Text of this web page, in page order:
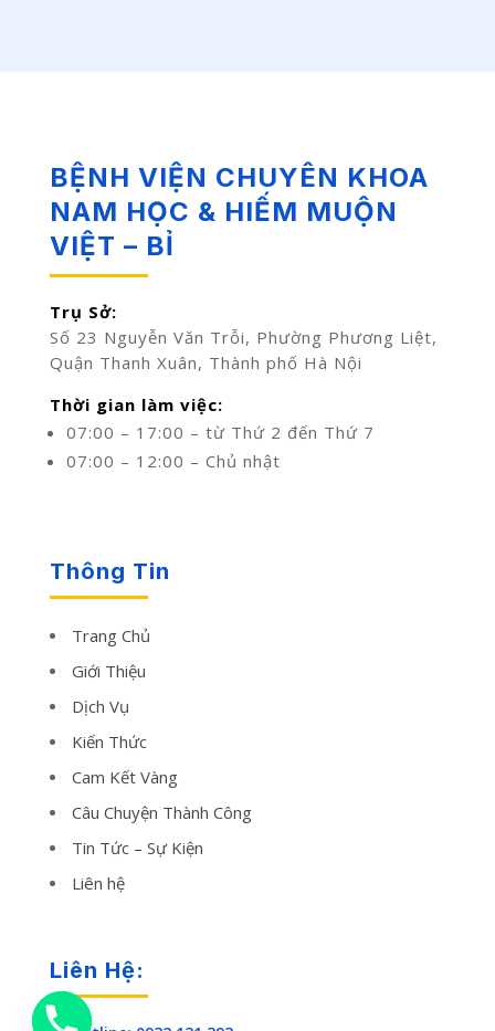
BỆNH VIỆN CHUYÊN KHOA
NAM HỌC & HIẾM MUỘN
VIỆT – BỈ
Trụ Sở:
Số 23 Nguyễn Văn Trỗi, Phường Phương Liệt,
Quận Thanh Xuân, Thành phố Hà Nội
Thời gian làm việc:
07:00 – 17:00 – từ Thứ 2 đến Thứ 7
07:00 – 12:00 – Chủ nhật
Thông Tin
Trang Chủ
Giới Thiệu
Dịch Vụ
Kiến Thức
Cam Kết Vàng
Câu Chuyện Thành Công
Tin Tức – Sự Kiện
Liên hệ
Liên Hệ: